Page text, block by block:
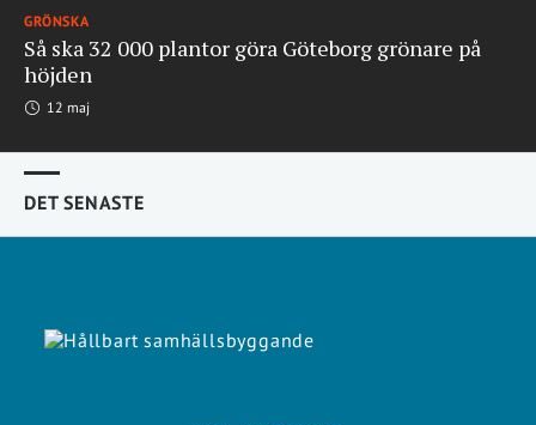
GRÖNSKA
Så ska 32 000 plantor göra Göteborg grönare på
höjden
12 maj
DET SENASTE